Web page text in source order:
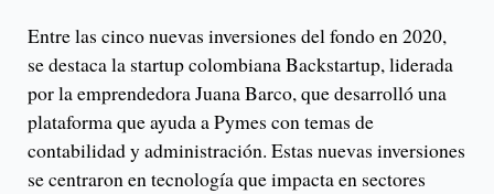
Entre las cinco nuevas inversiones del fondo en 2020,
se destaca la startup colombiana Backstartup, liderada
por la emprendedora Juana Barco, que desarrolló una
plataforma que ayuda a Pymes con temas de
contabilidad y administración. Estas nuevas inversiones
se centraron en tecnología que impacta en sectores